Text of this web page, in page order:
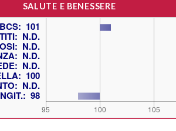
SALUTE E BENESSERE